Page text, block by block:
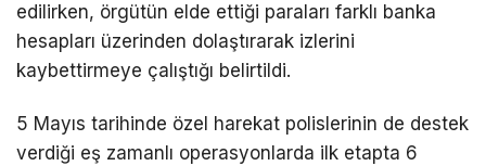
edilirken, örgütün elde ettiği paraları farklı banka
hesapları üzerinden dolaştırarak izlerini
kaybettirmeye çalıştığı belirtildi.
5 Mayıs tarihinde özel harekat polislerinin de destek
verdiği eş zamanlı operasyonlarda ilk etapta 6